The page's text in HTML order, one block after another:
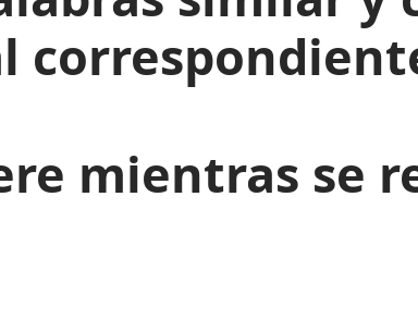
mientras se